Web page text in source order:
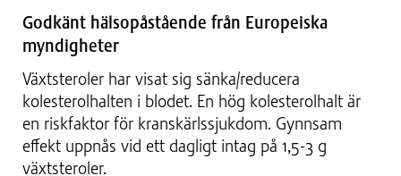
Godkänt hälsopåstående från Europeiska
myndigheter
Växtsteroler har visat sig sänka/reducera
kolesterolhalten i blodet. ​En hög kolesterolhalt är
en riskfaktor för kranskärlssjukdom.​ Gynnsam
effekt uppnås vid ett dagligt intag på 1,5-3 g
växtsteroler.